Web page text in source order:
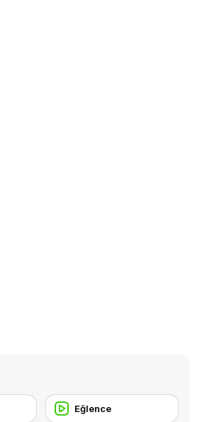
Eğlence